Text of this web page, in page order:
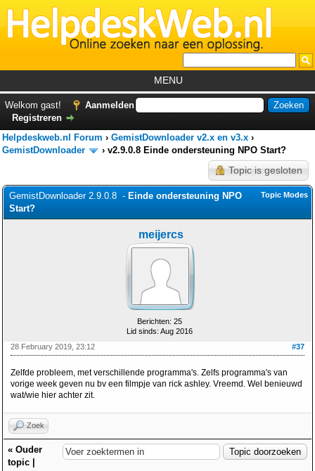
MENU
Foutcodes
GemistDownloader*
Forum
Welkom gast!
Aanmelden
Registreren
Helpdeskweb.nl Forum › GemistDownloader v2.x en v3.x ›
GemistDownloader
› v2.9.0.8 Einde ondersteuning NPO Start?
Topic is gesloten
Topic Modes
GemistDownloader 2.9.0.8 - Einde ondersteuning NPO
Start?
meijercs
Berichten: 25
Lid sinds: Aug 2016
#37
28 February 2019, 23:12
Zelfde probleem, met verschillende programma's. Zelfs programma's van
vorige week geven nu bv een filmpje van rick ashley. Vreemd. Wel benieuwd
wat/wie hier achter zit.
Zoek
« Ouder
topic